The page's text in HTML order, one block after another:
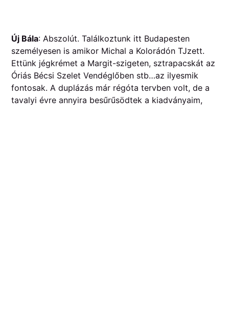
Új Bála: Abszolút. Találkoztunk itt Budapesten
személyesen is amikor Michal a Kolorádón TJzett.
Ettünk jégkrémet a Margit-szigeten, sztrapacskát az
Óriás Bécsi Szelet Vendéglőben stb…az ilyesmik
fontosak. A duplázás már régóta tervben volt, de a
tavalyi évre annyira besűrűsödtek a kiadványaim,